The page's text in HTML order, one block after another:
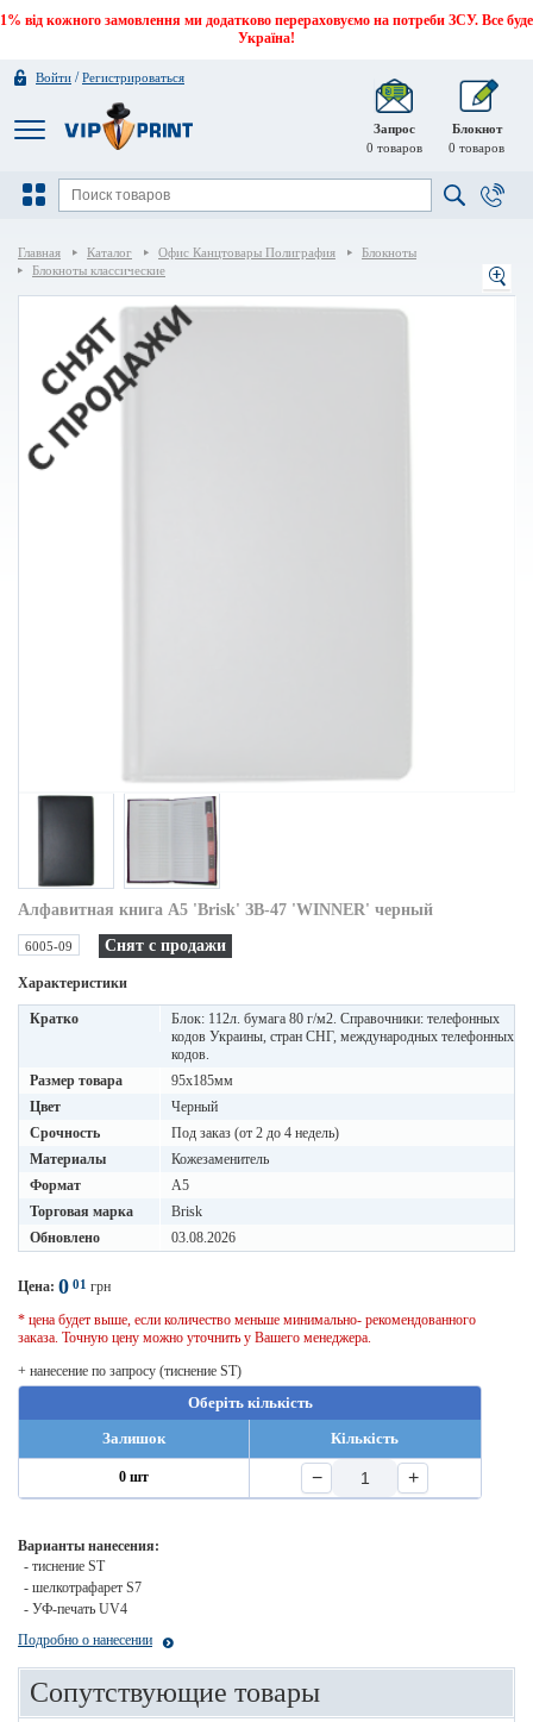
1% від кожного замовлення ми додатково перераховуємо на потреби ЗСУ. Все буде
Україна!
Войти /Регистрироваться
Запрос
0 товаров
Блокнот
0 товаров
Главная Каталог Офис Канцтовары Полиграфия
Блокноты
Блокноты классические
Алфавитная книга A5 'Brisk' ЗВ-47 'WINNER' черный
6005-09 Снят с продажи
Характеристики
Кратко
Блок: 112л. бумага 80 г/м2. Справочники: телефонных
кодов Украины, стран СНГ, международных телефонных
кодов.
Размер товара
95х185мм
Цвет
Черный
Срочность
Под заказ (от 2 до 4 недель)
Материалы
Кожезаменитель
Формат
A5
Торговая марка
Brisk
Обновлено
03.08.2026
Цена: 0 01 грн
* цена будет выше, если количество меньше минимально- рекомендованного
заказа. Точную цену можно уточнить у Вашего менеджера.
+ нанесение по запросу (тиснение ST)
Оберіть кількість
Залишок
Кількість
0 шт − +
Варианты нанесения:
- тиснение ST
- шелкотрафарет S7
- УФ-печать UV4
Подробно о нанесении
Сопутствующие товары